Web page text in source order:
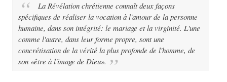
La Révélation chrétienne connaît deux façons
spécifiques de réaliser la vocation à l'amour de la personne
humaine, dans son intégrité: le mariage et la virginité. L'une
comme l'autre, dans leur forme propre, sont une
concrétisation de la vérité la plus profonde de l'homme, de
son «être à l'image de Dieu».